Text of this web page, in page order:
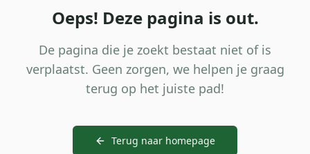
Oeps! Deze pagina is out.
De pagina die je zoekt bestaat niet of is
verplaatst. Geen zorgen, we helpen je graag
terug op het juiste pad!
Terug naar homepage